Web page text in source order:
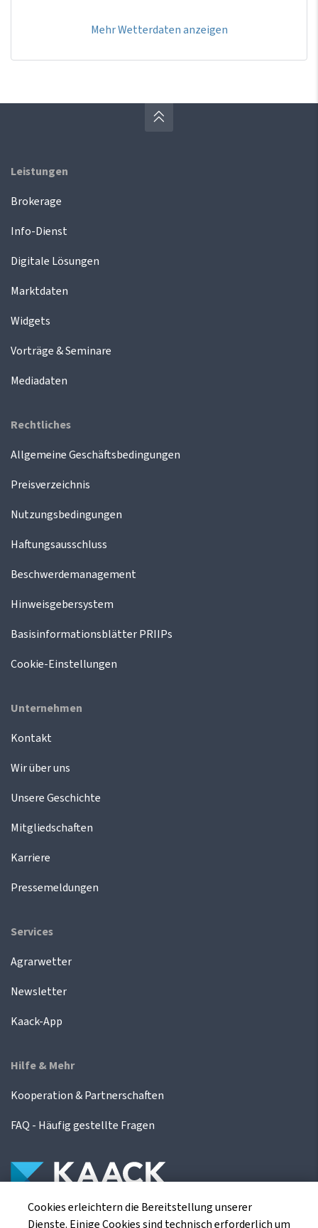
Mehr Wetterdaten anzeigen
Leistungen
Brokerage
Info-Dienst
Digitale Lösungen
Marktdaten
Widgets
Vorträge & Seminare
Mediadaten
Rechtliches
Allgemeine Geschäftsbedingungen
Preisverzeichnis
Nutzungsbedingungen
Haftungsausschluss
Beschwerdemanagement
Hinweisgebersystem
Basisinformationsblätter PRIIPs
Cookie-Einstellungen
Unternehmen
Kontakt
Wir über uns
Unsere Geschichte
Mitgliedschaften
Karriere
Pressemeldungen
Services
Agrarwetter
Newsletter
Kaack-App
Hilfe & Mehr
Kooperation & Partnerschaften
FAQ - Häufig gestellte Fragen
Die Kaack Terminhandel GmbH ist ein
Cookies erleichtern die Bereitstellung unserer
Dienste. Einige Cookies sind technisch erforderlich um